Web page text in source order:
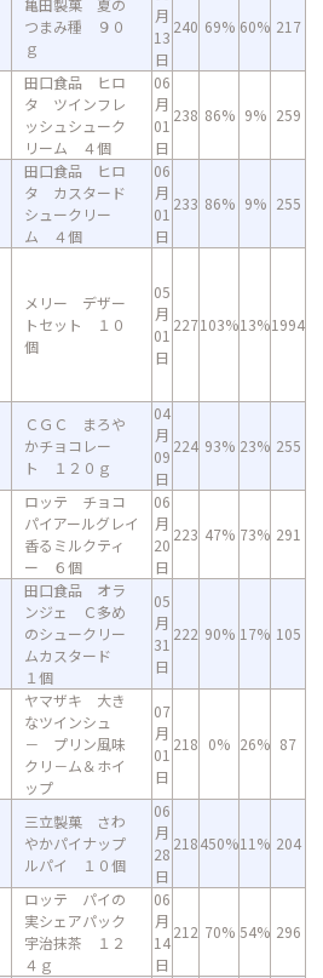
亀田製菓 夏の
つまみ種 ９０
ｇ
月
13
日
240 69% 60% 217
田口食品 ヒロ
タ ツインフレ
ッシュシューク
リーム ４個
06
月
01
日
238 86% 9% 259
田口食品 ヒロ
タ カスタード
シュークリー
ム ４個
06
月
01
日
233 86% 9% 255
メリー デザー
トセット １０
個
05
月
01
日
227103%13%1994
ＣＧＣ まろや
かチョコレー
ト １２０ｇ
04
月
09
日
224 93% 23% 255
ロッテ チョコ
パイアールグレイ
香るミルクティ
ー ６個
06
月
20
日
223 47% 73% 291
田口食品 オラ
ンジェ Ｃ多め
のシュークリー
ムカスタード
１個
05
月
31
日
222 90% 17% 105
ヤマザキ 大き
なツインシュ
－ プリン風味
クリ－ム＆ホイ
ップ
07
月
01
日
218 0% 26% 87
三立製菓 さわ
やかパイナップ
ルパイ １０個
06
月
28
日
218450%11% 204
ロッテ パイの
実シェアパック
宇治抹茶 １２
４ｇ
06
月
14
日
212 70% 54% 296